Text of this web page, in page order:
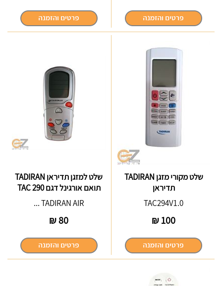
שלט מקורי מזגן TADIRAN
תדיראן
TAC294V1.0
100
₪
שלט למזגן תדיראן TADIRAN
תואם אורגינל דגם TAC 290
TADIRAN AIR ...
80
₪